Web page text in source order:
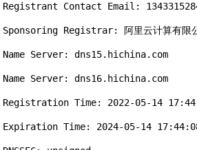
Registrant Contact Email:
Sponsoring Registrar: 阿里云计算有限公
Name Server: dns15.hichina.com
Name Server: dns16.hichina.com
Registration Time: 2022-05-14
Expiration Time: 2024-05-14